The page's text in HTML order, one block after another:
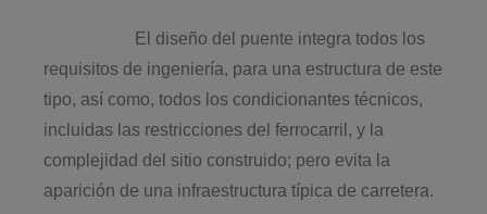
El diseño del puente integra todos los
requisitos de ingeniería, para una estructura de este
tipo, así como, todos los condicionantes técnicos,
incluidas las restricciones del ferrocarril, y la
complejidad del sitio construido; pero evita la
aparición de una infraestructura típica de carretera.